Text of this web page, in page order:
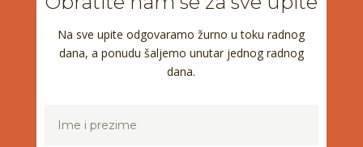
Na sve upite odgovaramo žurno u toku radnog
dana, a ponudu šaljemo unutar jednog radnog
dana.